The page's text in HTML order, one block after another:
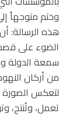
وختم متوجهاً
هذه الرسالة:
الضوء على
سمعة الدولة
من أركان
لتعكس الصورة
تعمل، وتُنتج،